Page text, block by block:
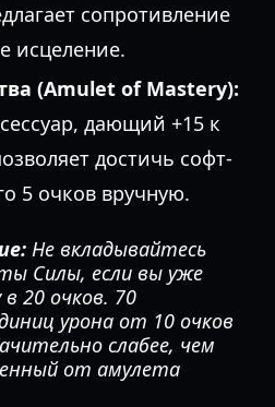
сопротивление
исцеление.
(Amulet of Mastery):
дающий +15 к
достичь софт-
5 очков вручную.
Не вкладывайтесь
Силы, если вы уже
20 очков. 70
урона от 10 очков
слабее, чем
от амулета